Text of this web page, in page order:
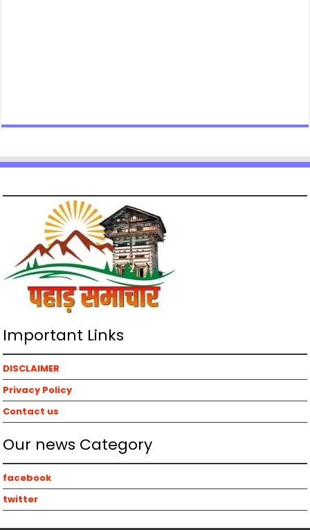
Important Links
DISCLAIMER
Privacy Policy
Contact us
Our news Category
facebook
twitter